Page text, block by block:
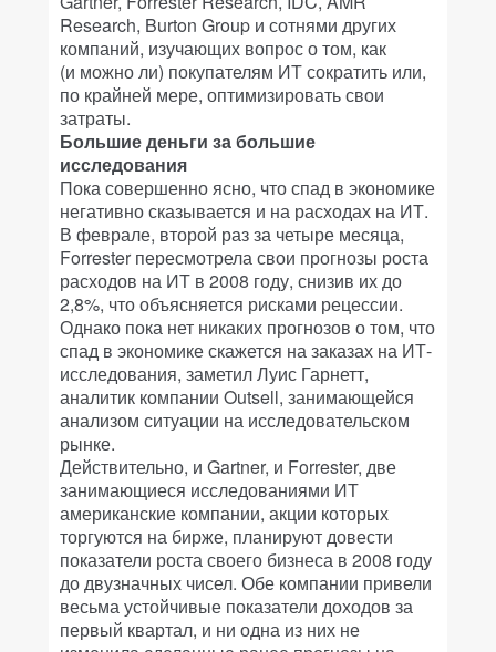
Research, Burton Group и сотнями других
компаний, изучающих вопрос о том, как
(и можно ли) покупателям ИТ сократить или,
по крайней мере, оптимизировать свои
затраты.
Большие деньги за большие
исследования
Пока совершенно ясно, что спад в экономике
негативно сказывается и на расходах на ИТ.
В феврале, второй раз за четыре месяца,
Forrester пересмотрела свои прогнозы роста
расходов на ИТ в 2008 году, снизив их до
2,8%, что объясняется рисками рецессии.
Однако пока нет никаких прогнозов о том, что
спад в экономике скажется на заказах на ИТ-
исследования, заметил Луис Гарнетт,
аналитик компании Outsell, занимающейся
анализом ситуации на исследовательском
рынке.
Действительно, и Gartner, и Forrester, две
занимающиеся исследованиями ИТ
американские компании, акции которых
торгуются на бирже, планируют довести
показатели роста своего бизнеса в 2008 году
до двузначных чисел. Обе компании привели
весьма устойчивые показатели доходов за
первый квартал, и ни одна из них не